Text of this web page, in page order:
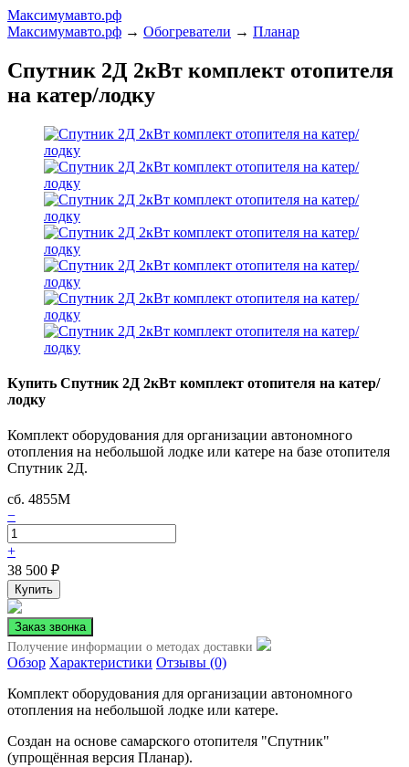
Максимумавто.рф
Максимумавто.рф → Обогреватели → Планар
Спутник 2Д 2кВт комплект отопителя
на катер/лодку
Купить Спутник 2Д 2кВт комплект отопителя на катер/
лодку
Комплект оборудования для организации автономного
отопления на небольшой лодке или катере на базе отопителя
Спутник 2Д.
сб. 4855М
−
+
38 500 ₽
Получение информации о методах доставки
Обзор Характеристики Отзывы (0)
Комплект оборудования для организации автономного
отопления на небольшой лодке или катере.
Создан на основе самарского отопителя "Спутник"
(упрощённая версия Планар).